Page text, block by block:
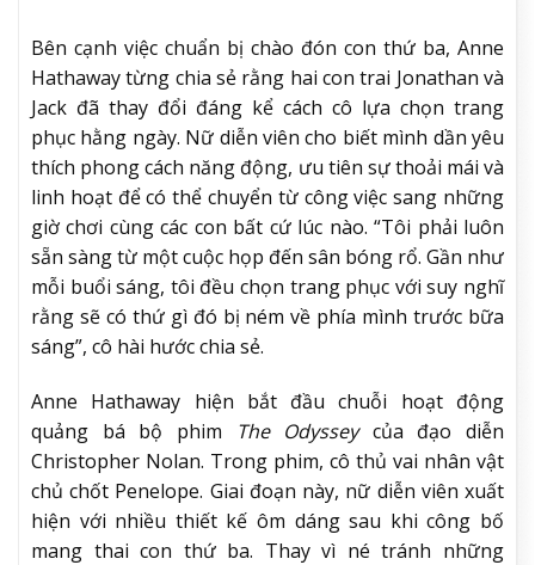
Bên cạnh việc chuẩn bị chào đón con thứ ba, Anne
Hathaway từng chia sẻ rằng hai con trai Jonathan và
Jack đã thay đổi đáng kể cách cô lựa chọn trang
phục hằng ngày. Nữ diễn viên cho biết mình dần yêu
thích phong cách năng động, ưu tiên sự thoải mái và
linh hoạt để có thể chuyển từ công việc sang những
giờ chơi cùng các con bất cứ lúc nào. “Tôi phải luôn
sẵn sàng từ một cuộc họp đến sân bóng rổ. Gần như
mỗi buổi sáng, tôi đều chọn trang phục với suy nghĩ
rằng sẽ có thứ gì đó bị ném về phía mình trước bữa
sáng”, cô hài hước chia sẻ.
Anne Hathaway hiện bắt đầu chuỗi hoạt động
quảng bá bộ phim
The Odysseycủa đạo diễn
Christopher Nolan. Trong phim, cô thủ vai nhân vật
chủ chốt Penelope. Giai đoạn này, nữ diễn viên xuất
hiện với nhiều thiết kế ôm dáng sau khi công bố
mang thai con thứ ba. Thay vì né tránh những